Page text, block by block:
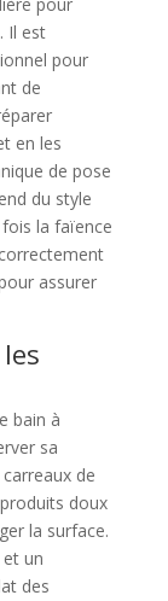
Il est
pour
de
en les
de pose
du style
la faïence
assurer
bain à
sa
de
doux
la surface.
un
des